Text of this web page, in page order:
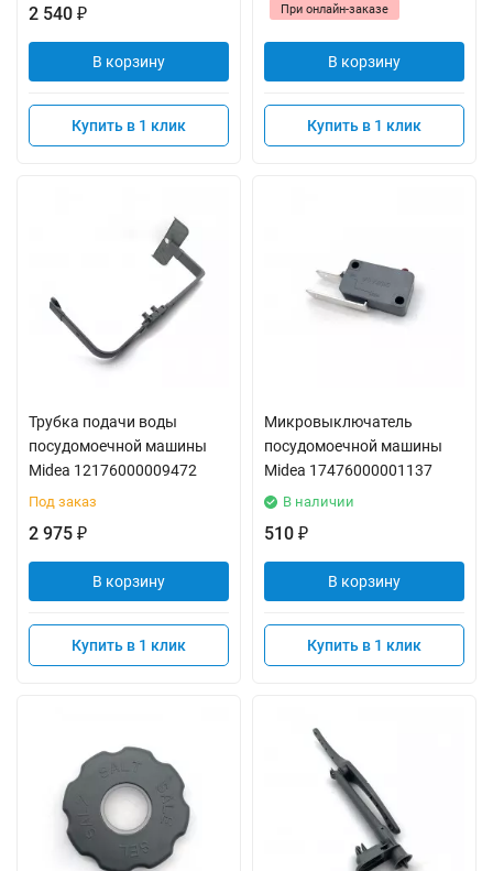
2 540 ₽
В корзину
Купить в 1 клик
При онлайн-заказе
В корзину
Купить в 1 клик
Трубка подачи воды
посудомоечной машины
Midea 12176000009472
Под заказ
2 975 ₽
В корзину
Купить в 1 клик
Микровыключатель
посудомоечной машины
Midea 17476000001137
В наличии
510 ₽
В корзину
Купить в 1 клик